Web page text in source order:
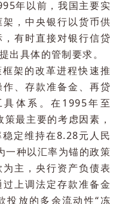
的演变
个非常重要的事件就
布，为中央银行履职
年以前，我国主
架，中央银行以货币
，有时直接对银行信
提出具体的管制要求
框架的改革进程快速
作、存款准备金、再
具体系。在1995年
策最主要的考虑因素